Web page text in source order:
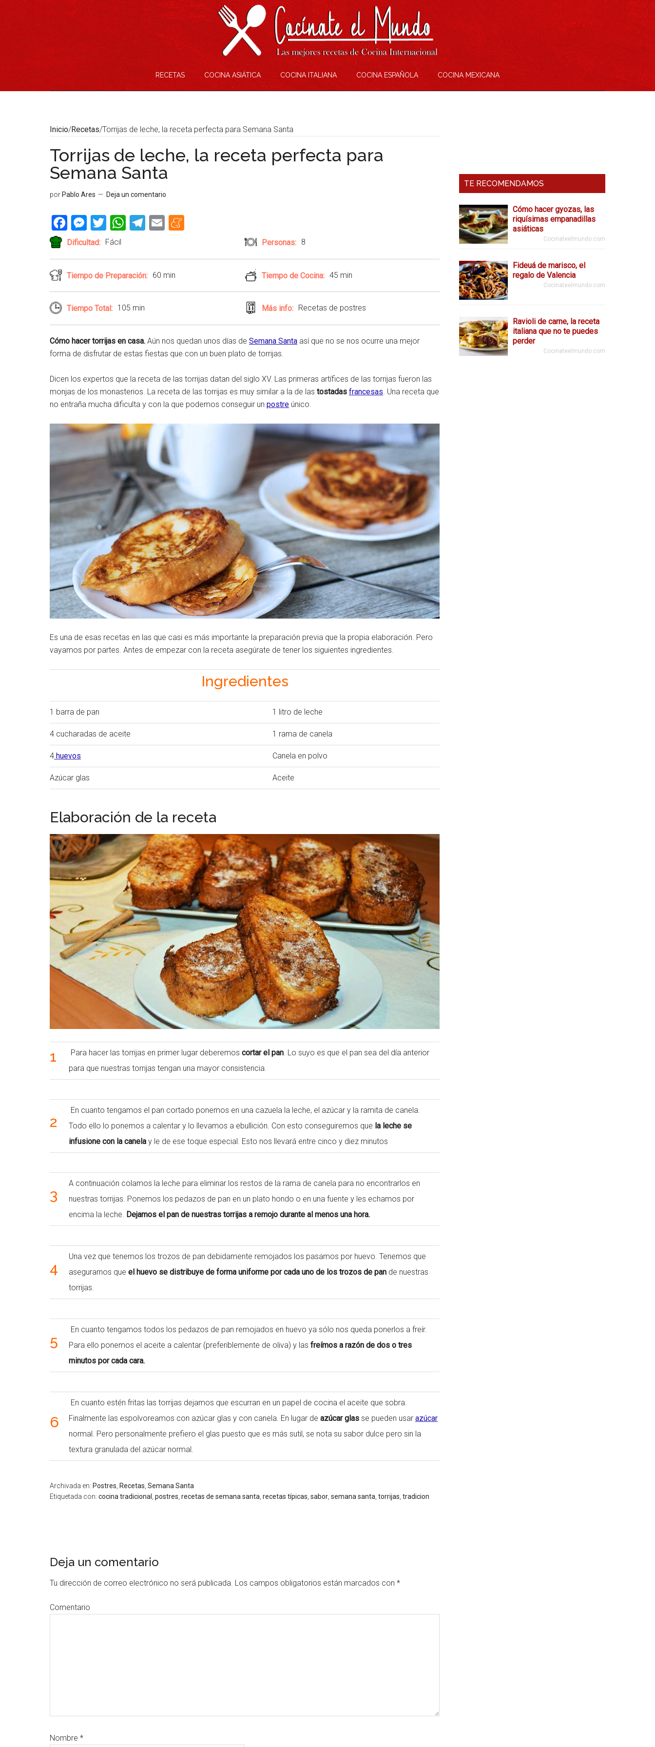
contenido
secondary
principal
RECETAS COCINA ASIÁTICA COCINA ITALIANA COCINA ESPAÑOLA COCINA MEXICANA
Inicio/Recetas/Torrijas de leche, la receta perfecta para Semana Santa
Torrijas de leche, la receta perfecta para
Semana Santa
por Pablo Ares Deja un comentario
Facebook
Messenger
Twitter
WhatsApp
Telegram
Email
Dificultad: Fácil Personas: 8
Tiempo de Preparación: 60 min Tiempo de Cocina: 45 min
Tiempo Total: 105 min Más info: Recetas de postres
Cómo hacer torrijas en casa. Aún nos quedan unos días de Semana Santa así que no se nos ocurre una mejor
forma de disfrutar de estas fiestas que con un buen plato de torrijas.
Dicen los expertos que la receta de las torrijas datan del siglo XV. Las primeras artífices de las torrijas fueron las
monjas de los monasterios. La receta de las torrijas es muy similar a la de las tostadas francesas . Una receta que
no entraña mucha dificulta y con la que podemos conseguir un postre único.
Es una de esas recetas en las que casi es más importante la preparación previa que la propia elaboración. Pero
vayamos por partes. Antes de empezar con la receta asegúrate de tener los siguientes ingredientes.
Ingredientes
1 barra de pan 1 litro de leche
4 cucharadas de aceite 1 rama de canela
4 huevos Canela en polvo
Azúcar glas Aceite
Elaboración de la receta
1 Para hacer las torrijas en primer lugar deberemos cortar el pan . Lo suyo es que el pan sea del día anterior
para que nuestras torrijas tengan una mayor consistencia.
2
En cuanto tengamos el pan cortado ponemos en una cazuela la leche, el azúcar y la ramita de canela.
Todo ello lo ponemos a calentar y lo llevamos a ebullición. Con esto conseguiremos que la leche se
infusione con la canela y le de ese toque especial. Esto nos llevará entre cinco y diez minutos
3
A continuación colamos la leche para eliminar los restos de la rama de canela para no encontrarlos en
nuestras torrijas. Ponemos los pedazos de pan en un plato hondo o en una fuente y les echamos por
encima la leche. Dejamos el pan de nuestras torrijas a remojo durante al menos una hora.
4
Una vez que tenemos los trozos de pan debidamente remojados los pasamos por huevo. Tenemos que
asegurarnos que el huevo se distribuye de forma uniforme por cada uno de los trozos de pan de nuestras
torrijas.
5
En cuanto tengamos todos los pedazos de pan remojados en huevo ya sólo nos queda ponerlos a freír.
Para ello ponemos el aceite a calentar (preferiblemente de oliva) y las freímos a razón de dos o tres
minutos por cada cara.
6
En cuanto estén fritas las torrijas dejamos que escurran en un papel de cocina el aceite que sobra.
Finalmente las espolvoreamos con azúcar glas y con canela. En lugar de azúcar glas se pueden usar azúcar
normal. Pero personalmente prefiero el glas puesto que es más sutil, se nota su sabor dulce pero sin la
textura granulada del azúcar normal.
Archivada en: Postres Recetas Semana Santa
Etiquetada con: cocina tradicional postres recetas de semana santa recetas típicas sabor semana santa torrijas tradicion
del
lector
Deja un comentario
Tu dirección de correo electrónico no será publicada. Los campos obligatorios están marcados con *
Comentario
Nombre *
TE RECOMENDAMOS
Cómo hacer gyozas, las
riquísimas empanadillas
asiáticas
Cocinateelmundo.com
Fideuá de marisco, el
regalo de Valencia
Cocinateelmundo.com
Ravioli de carne, la receta
italiana que no te puedes
perder
Cocinateelmundo.com